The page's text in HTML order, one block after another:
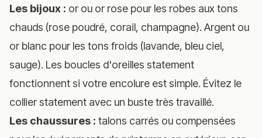
Les bijoux : or ou or rose pour les robes aux tons
chauds (rose poudré, corail, champagne). Argent ou
or blanc pour les tons froids (lavande, bleu ciel,
sauge). Les boucles d'oreilles statement
fonctionnent si votre encolure est simple. Évitez le
collier statement avec un buste très travaillé.
Les chaussures : talons carrés ou compensées